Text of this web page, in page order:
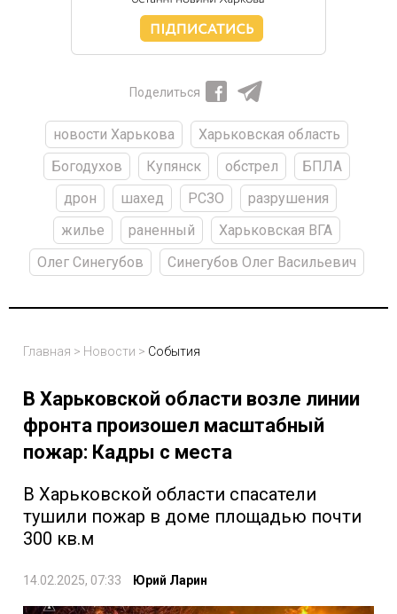
Поделиться
новости Харькова
Харьковская область
Богодухов
Купянск обстрел
БПЛА
дрон
шахед РСЗО
разрушения
жилье
раненный
Харьковская ВГА
Олег Синегубов
Синегубов Олег Васильевич
Главная > Новости > События
В Харьковской области возле линии
фронта произошел масштабный
пожар: Кадры с места
В Харьковской области спасатели
тушили пожар в доме площадью почти
300 кв.м
14.02.2025, 07:33 Юрий Ларин